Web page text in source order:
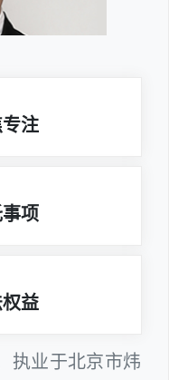
注
项
益
执业于北京市炜